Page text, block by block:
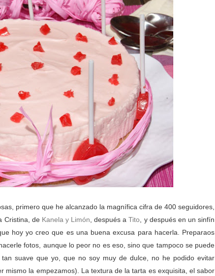
primero que he alcanzado la magnífica cifra de 400 seguidores,
Cristina, de Kanela y Limón , después aTito , y después en un sinfín
hoy yo creo que es una buena excusa para hacerla. Preparaos
fotos, aunque lo peor no es eso, sino que tampoco se puede
suave que yo, que no soy muy de dulce, no he podido evitar
mismo la empezamos). La textura de la tarta es exquisita, el sabor